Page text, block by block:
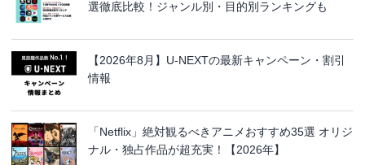
選徹底比較！ジャンル別・目的別ランキングも
【2026年8月】U-NEXTの最新キャンペーン・割引
情報
「Netflix」絶対観るべきアニメおすすめ35選 オリジ
ナル・独占作品が超充実！【2026年】